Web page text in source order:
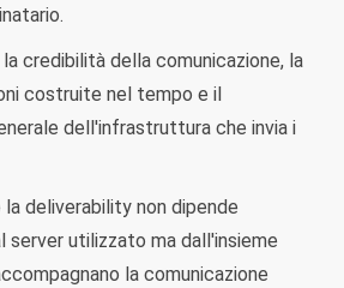
la credibilità della comunicazione, la
costruite nel tempo e il
dell'infrastruttura che invia i
deliverability non dipende
server utilizzato ma dall'insieme
la comunicazione